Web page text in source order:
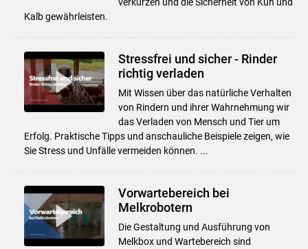
Kalb gewährleisten.
Stressfrei und sicher - Rinder
richtig verladen
Mit Wissen über das natürliche Verhalten
von Rindern und ihrer Wahrnehmung wir
das Verladen von Mensch und Tier um
Erfolg. Praktische Tipps und anschauliche Beispiele zeigen, wie
Sie Stress und Unfälle vermeiden können. ...
Vorwartebereich bei
Melkrobotern
Die Gestaltung und Ausführung von
Melkbox und Wartebereich sind